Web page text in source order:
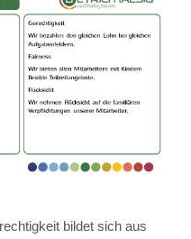
bildet sich aus